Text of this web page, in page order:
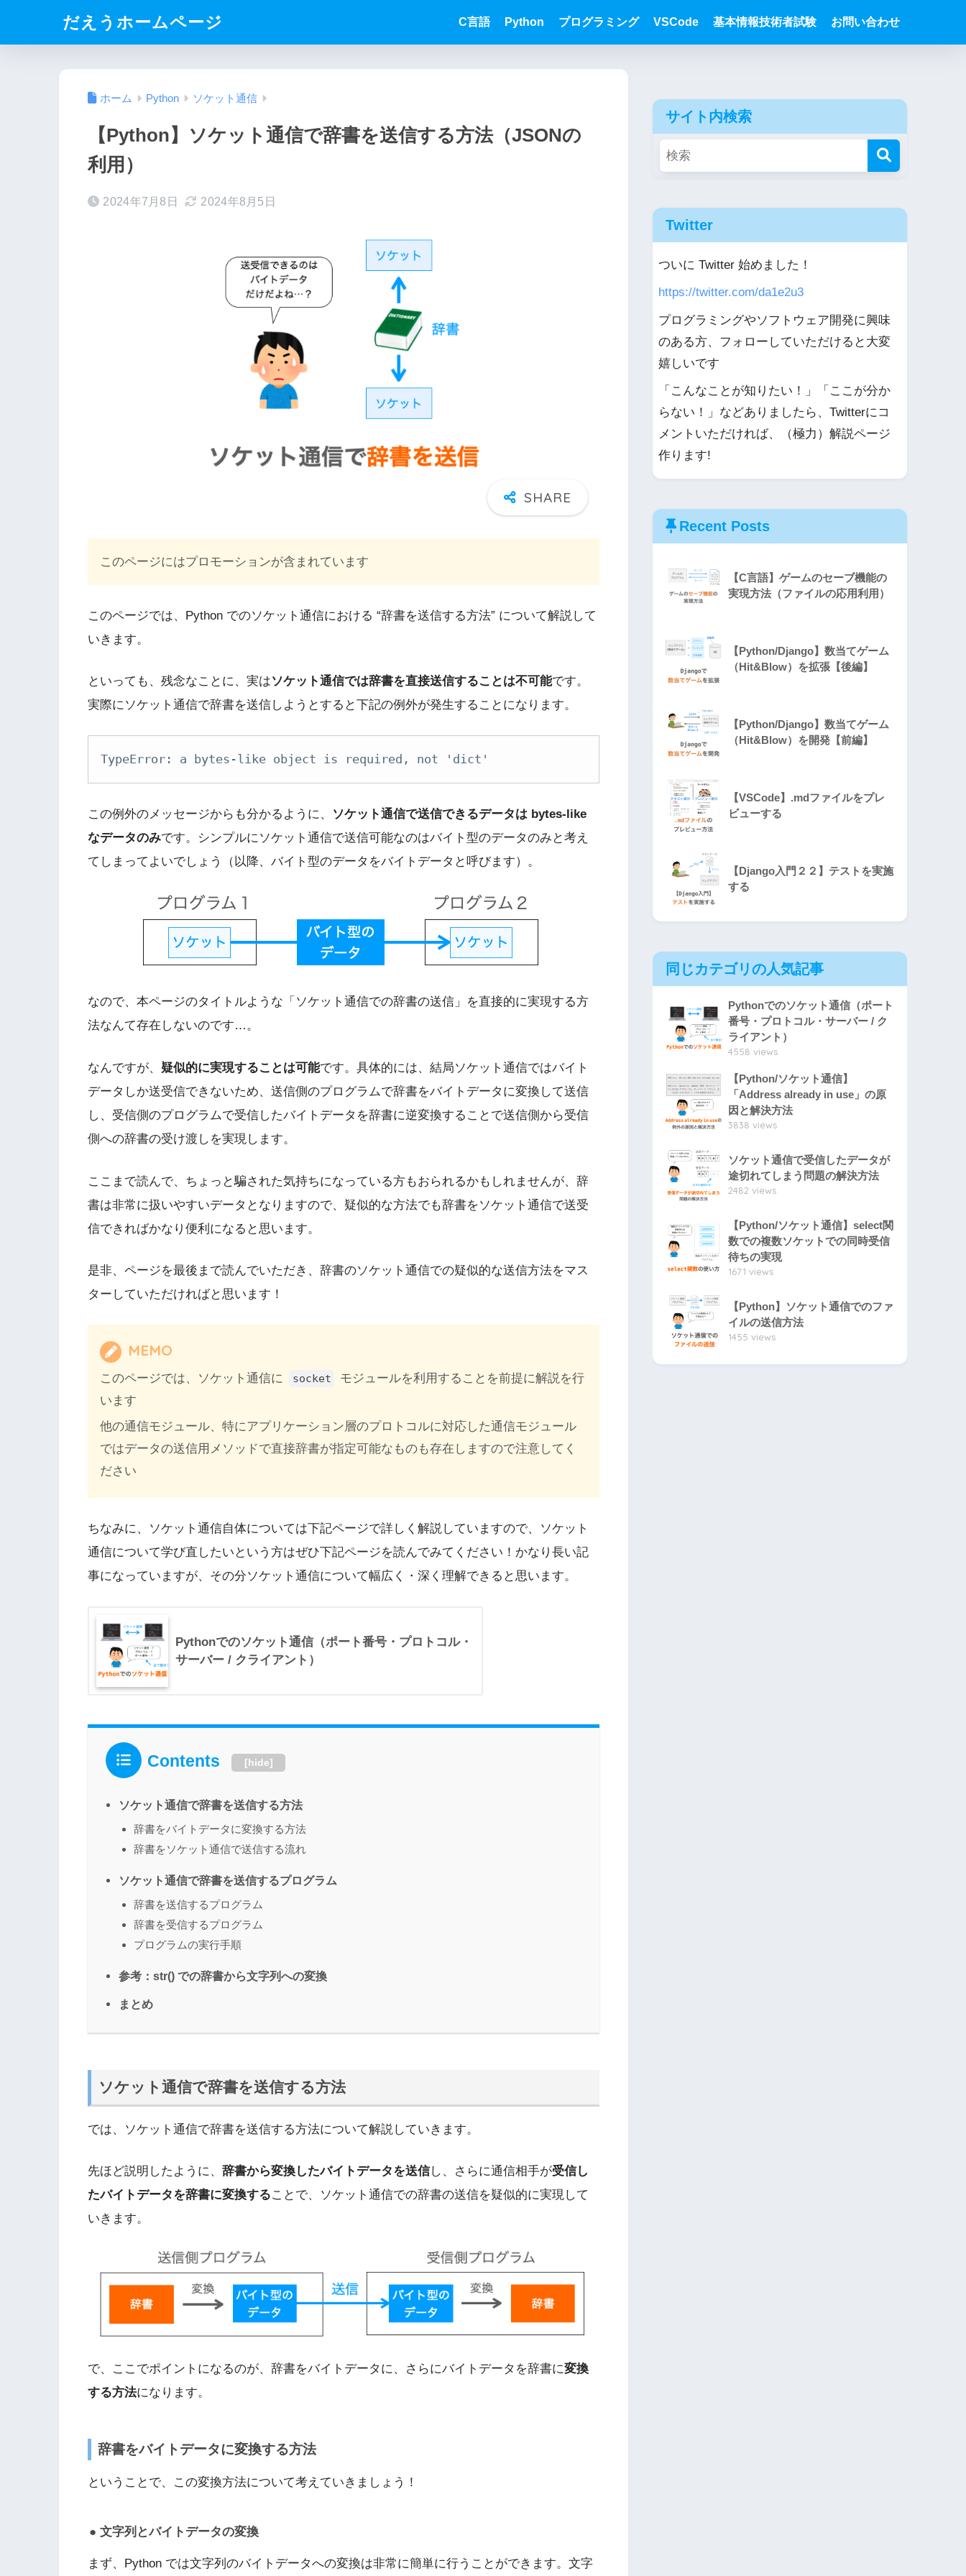
だえうホームページ C言語 Python プログラミング VSCode 基本情報技術者試験 お問い合わせ
ホーム Python ソケット通信
【Python】ソケット通信で辞書を送信する方法（JSONの
利用）
2024年7月8日 2024年8月5日
このページにはプロモーションが含まれています
このページでは、Python でのソケット通信における “辞書を送信する方法” について解説して
いきます。
といっても、残念なことに、実はソケット通信では辞書を直接送信することは不可能です。
実際にソケット通信で辞書を送信しようとすると下記の例外が発生することになります。
TypeError: a bytes-like object is required, not 'dict'
この例外のメッセージからも分かるように、
ソケット通信で送信できるデータは bytes-like
なデータのみです。シンプルにソケット通信で送信可能なのはバイト型のデータのみと考え
てしまってよいでしょう（以降、バイト型のデータをバイトデータと呼びます）。
なので、本ページのタイトルような「ソケット通信での辞書の送信」を直接的に実現する方
法なんて存在しないのです…。
なんですが、 疑似的に実現することは可能です。具体的には、結局ソケット通信ではバイト
データしか送受信できないため、送信側のプログラムで辞書をバイトデータに変換して送信
し、受信側のプログラムで受信したバイトデータを辞書に逆変換することで送信側から受信
側への辞書の受け渡しを実現します。
ここまで読んで、ちょっと騙された気持ちになっている方もおられるかもしれませんが、辞
書は非常に扱いやすいデータとなりますので、疑似的な方法でも辞書をソケット通信で送受
信できればかなり便利になると思います。
是非、ページを最後まで読んでいただき、辞書のソケット通信での疑似的な送信方法をマス
ターしていただければと思います！
MEMO
このページでは、ソケット通信に socket
モジュールを利用することを前提に解説を行
います
他の通信モジュール、特にアプリケーション層のプロトコルに対応した通信モジュール
ではデータの送信用メソッドで直接辞書が指定可能なものも存在しますので注意してく
ださい
ちなみに、ソケット通信自体については下記ページで詳しく解説していますので、ソケット
通信について学び直したいという方はぜひ下記ページを読んでみてください！かなり長い記
事になっていますが、その分ソケット通信について幅広く・深く理解できると思います。
Pythonでのソケット通信（ポート番号・プロトコル・
サーバー / クライアント）
Contents [hide]
ソケット通信で辞書を送信する方法
辞書をバイトデータに変換する方法
辞書をソケット通信で送信する流れ
ソケット通信で辞書を送信するプログラム
辞書を送信するプログラム
辞書を受信するプログラム
プログラムの実行手順
参考：str() での辞書から文字列への変換
まとめ
ソケット通信で辞書を送信する方法
では、ソケット通信で辞書を送信する方法について解説していきます。
先ほど説明したように、 辞書から変換したバイトデータを送信し、さらに通信相手が受信し
たバイトデータを辞書に変換することで、ソケット通信での辞書の送信を疑似的に実現して
いきます。
で、ここでポイントになるのが、辞書をバイトデータに、さらにバイトデータを辞書に変換
する方法になります。
辞書をバイトデータに変換する方法
ということで、この変換方法について考えていきましょう！
文字列とバイトデータの変換
まず、Python では文字列のバイトデータへの変換は非常に簡単に行うことができます。文字
サイト内検索
Twitter
ついに Twitter 始めました！
https://twitter.com/da1e2u3
プログラミングやソフトウェア開発に興味
のある方、フォローしていただけると大変
嬉しいです
「こんなことが知りたい！」「ここが分か
らない！」などありましたら、Twitterにコ
メントいただければ、（極力）解説ページ
作ります!
Recent Posts
【C言語】ゲームのセーブ機能の
実現方法（ファイルの応用利用）
【Python/Django】数当てゲーム
（Hit&Blow）を拡張【後編】
【Python/Django】数当てゲーム
（Hit&Blow）を開発【前編】
【VSCode】.mdファイルをプレ
ビューする
【Django入門２２】テストを実施
する
同じカテゴリの人気記事
Pythonでのソケット通信（ポート
番号・プロトコル・サーバー / ク
ライアント）
4558 views
【Python/ソケット通信】
「Address already in use」の原
因と解決方法
3838 views
ソケット通信で受信したデータが
途切れてしまう問題の解決方法
2482 views
【Python/ソケット通信】select関
数での複数ソケットでの同時受信
待ちの実現
1671 views
【Python】ソケット通信でのファ
イルの送信方法
1455 views